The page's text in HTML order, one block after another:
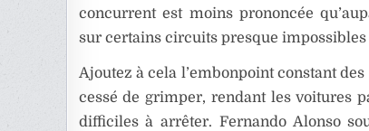
concurrent est moins prononcée
sur certains circuits presque impossibles
Ajoutez à cela l’embonpoint constant
cessé de grimper, rendant les voitures
difficiles à arrêter. Fernando Alonso